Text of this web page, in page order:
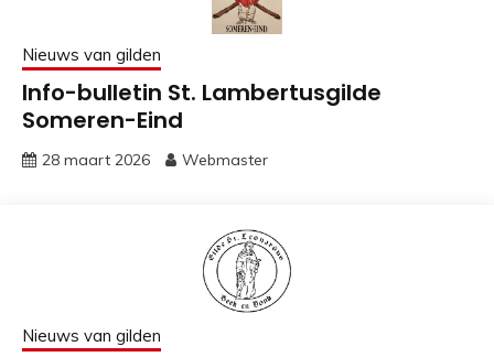
Nieuws van gilden
Info-bulletin St. Lambertusgilde
Someren-Eind
28 maart 2026 Webmaster
Nieuws van gilden